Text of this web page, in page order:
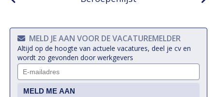
MELD JE AAN VOOR DE VACATUREMELDER
Altijd op de hoogte van actuele vacatures, deel je cv en
wordt zo gevonden door werkgevers